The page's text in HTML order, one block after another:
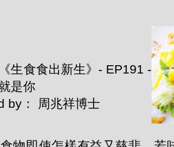
生食食出新生》- EP191 -
是你
by： 周兆祥博士